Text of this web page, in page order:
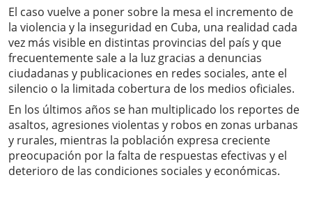
El caso vuelve a poner sobre la mesa el incremento de
la violencia y la inseguridad en Cuba, una realidad cada
vez más visible en distintas provincias del país y que
frecuentemente sale a la luz gracias a denuncias
ciudadanas y publicaciones en redes sociales, ante el
silencio o la limitada cobertura de los medios oficiales.
En los últimos años se han multiplicado los reportes de
asaltos, agresiones violentas y robos en zonas urbanas
y rurales, mientras la población expresa creciente
preocupación por la falta de respuestas efectivas y el
deterioro de las condiciones sociales y económicas.